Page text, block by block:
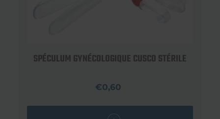
SPÉCULUM GYNÉCOLOGIQUE CUSCO STÉRILE
€0,60